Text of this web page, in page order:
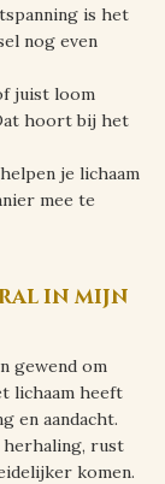
is het
nog even
juist loom
hoort bij het
je lichaam
mee te
in mijn
gewend om
lichaam heeft
en aandacht.
rust
komen.